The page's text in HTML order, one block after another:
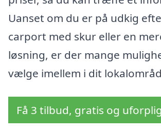
Uanset om du er på udkig
carport med skur eller en
løsning, er der mange
vælge imellem i dit
Få 3 tilbud, gratis og